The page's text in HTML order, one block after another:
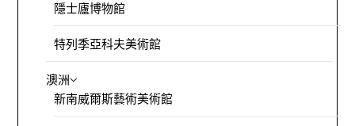
隱士廬博物館
特列季亞科夫美術館
澳洲
新南威爾斯藝術美術館